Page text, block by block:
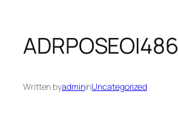
ADRPOSEOI486
Written byadmininUncategorized